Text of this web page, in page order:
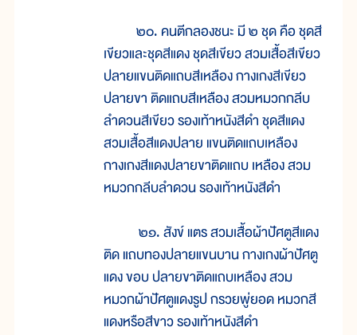
๒๐. คนตีกลองชนะ มี ๒ ชุด คือ ชุดสี
เขียวและชุดสีแดง ชุดสีเขียว สวมเสื้อสีเขียว
ปลายแขนติดแถบสีเหลือง กางเกงสีเขียว
ปลายขา ติดแถบสีเหลือง สวมหมวกกลีบ
ลำดวนสีเขียว รองเท้าหนังสีดำ ชุดสีแดง
สวมเสื้อสีแดงปลาย แขนติดแถบเหลือง
กางเกงสีแดงปลายขาติดแถบ เหลือง สวม
หมวกกลีบลำดวน รองเท้าหนังสีดำ
๒๑. สังข์ แตร สวมเสื้อผ้าปัศตูสีแดง
ติด แถบทองปลายแขนบาน กางเกงผ้าปัศตู
แดง ขอบ ปลายขาติดแถบเหลือง สวม
หมวกผ้าปัศตูแดงรูป กรวยพู่ยอด หมวกสี
แดงหรือสีขาว รองเท้าหนังสีดำ